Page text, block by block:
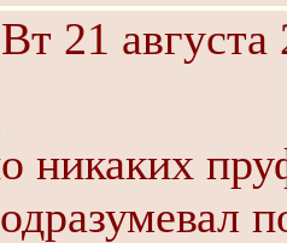
Вт 21
никаких